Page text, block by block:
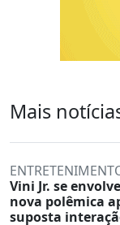
Mais
Vini Jr. se
nova polêmica
suposta